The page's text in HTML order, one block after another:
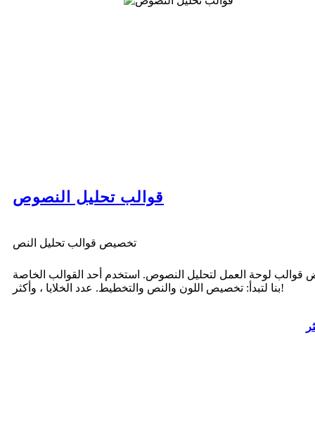
قوالب تحليل النصوص
تخصيص قوالب تحليل النص
قوالب لوحة العمل لتحليل النصوص. استخدم أحد القوالب الخاصة
بنا لتبدأ: تخصيص اللون والنص والتخطيط. عدد الخلايا ، وأكثر!